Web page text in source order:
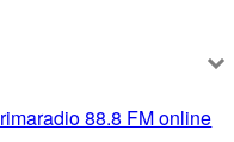
88.8 FM online